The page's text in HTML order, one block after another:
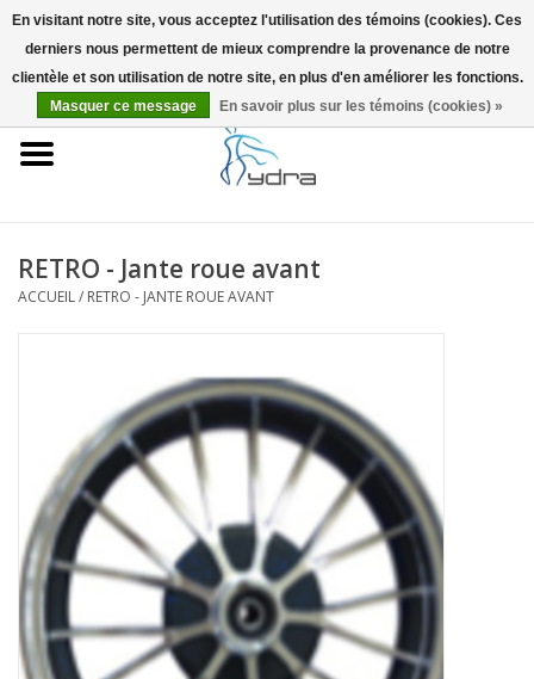
EUR
Accueil
RETRO - Jante roue avant
ACCUEIL/ RETRO - JANTE ROUE AVANT
En visitant notre site, vous acceptez l'utilisation des témoins (cookies). Ces
derniers nous permettent de mieux comprendre la provenance de notre
clientèle et son utilisation de notre site, en plus d'en améliorer les fonctions.
Masquer ce message
En savoir plus sur les témoins (cookies) »